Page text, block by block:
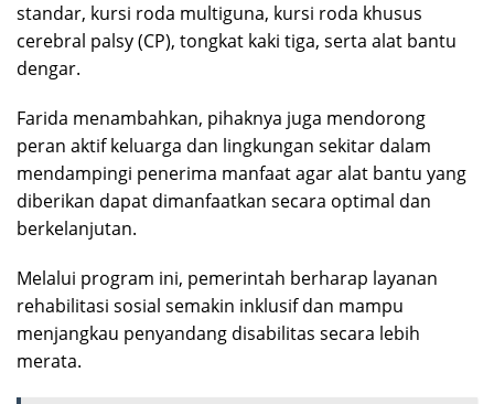
standar, kursi roda multiguna, kursi roda khusus
cerebral palsy (CP), tongkat kaki tiga, serta alat bantu
dengar.
Farida menambahkan, pihaknya juga mendorong
peran aktif keluarga dan lingkungan sekitar dalam
mendampingi penerima manfaat agar alat bantu yang
diberikan dapat dimanfaatkan secara optimal dan
berkelanjutan.
Melalui program ini, pemerintah berharap layanan
rehabilitasi sosial semakin inklusif dan mampu
menjangkau penyandang disabilitas secara lebih
merata.